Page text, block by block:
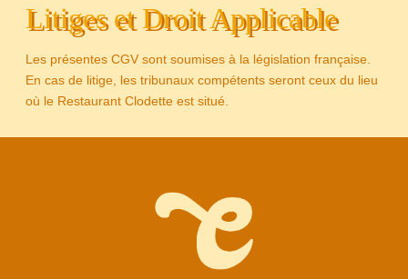
Litiges et Droit Applicable
Les présentes CGV sont soumises à la législation française.
En cas de litige, les tribunaux compétents seront ceux du lieu
où le Restaurant Clodette est situé.